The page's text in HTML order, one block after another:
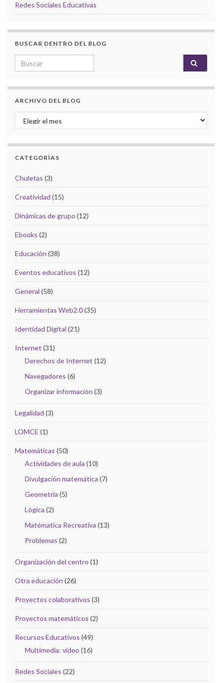
Redes Sociales Educativas
BUSCAR DENTRO DEL BLOG
Search for:
ARCHIVO DEL BLOG
Archivo del Blog
CATEGORÍAS
Chuletas (3)
Creatividad (15)
Dinámicas de grupo (12)
Ebooks (2)
Educación (38)
Eventos educativos (12)
General (58)
Herramientas Web2.0(35)
Identidad Digital (21)
Internet (31)
Derechos de Internet (12)
Navegadores (6)
Organizar información (3)
Legalidad (3)
LOMCE (1)
Matemáticas (50)
Actividades de aula (10)
Divulgación matemática (7)
Geometría (5)
Lógica (2)
Matématica Recreativa (13)
Problemas (2)
Organización del centro (1)
Otra educación (26)
Proyectos colaborativos (3)
Proyectos matemáticos (2)
Recursos Educativos (49)
Multimedia: vídeo (16)
Redes Sociales (22)